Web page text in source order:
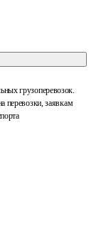
грузоперевозок.
перевозки, заявкам